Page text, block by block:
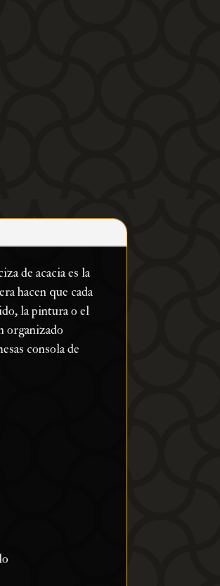
de acacia es la
hacen que cada
la pintura o el
organizado
consola de